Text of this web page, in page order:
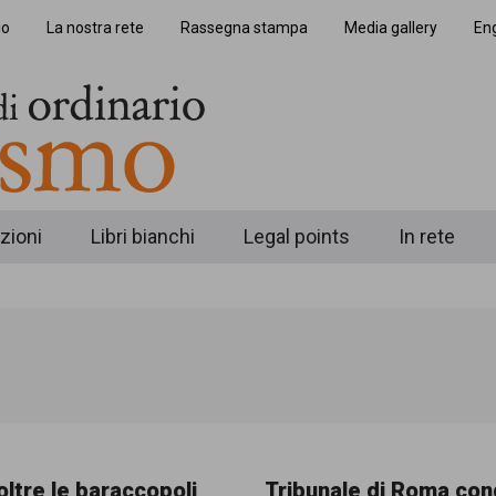
La nostra rete Rassegna stampa Media gallery
Libri bianchi Legal points In rete
le baraccopoli
Tribunale di Roma